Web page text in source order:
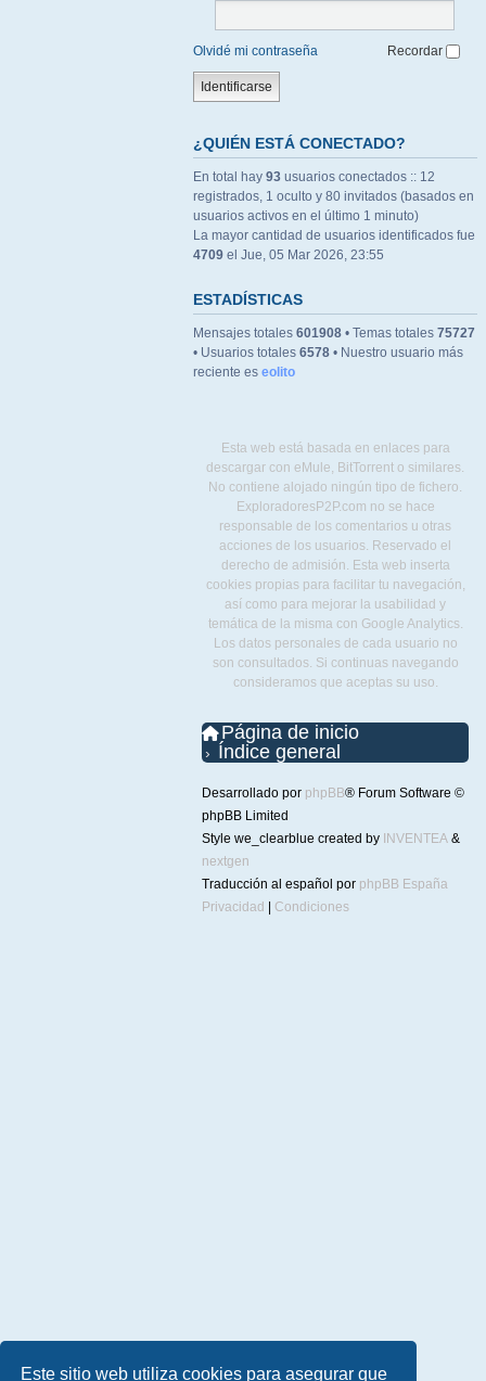
Este sitio web utiliza cookies para asegurar que
Olvidé mi contraseña Recordar
¿QUIÉN ESTÁ CONECTADO?
En total hay 93 usuarios conectados :: 12
registrados, 1 oculto y 80 invitados (basados en
usuarios activos en el último 1 minuto)
La mayor cantidad de usuarios identificados fue
4709 el Jue, 05 Mar 2026, 23:55
ESTADÍSTICAS
Mensajes totales 601908 • Temas totales 75727
• Usuarios totales 6578 • Nuestro usuario más
reciente es eolito
Esta web está basada en enlaces para
descargar con eMule, BitTorrent o similares.
No contiene alojado ningún tipo de fichero.
ExploradoresP2P.com no se hace
responsable de los comentarios u otras
acciones de los usuarios. Reservado el
derecho de admisión. Esta web inserta
cookies propias para facilitar tu navegación,
así como para mejorar la usabilidad y
temática de la misma con Google Analytics.
Los datos personales de cada usuario no
son consultados. Si continuas navegando
consideramos que aceptas su uso.
Página de inicio
Índice general
Desarrollado por phpBB® Forum Software ©
phpBB Limited
Style we_clearblue created by INVENTEA &
nextgen
Traducción al español por phpBB España
Privacidad
Condiciones